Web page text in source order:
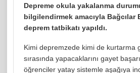
Depreme okula yakalanma
bilgilendirmek amacıyla
deprem tatbikatı yapıldı.
Kimi depremzede kimi de kurtarma
sırasında yapacaklarını gayet
öğrenciler yatay sistemle aşağıya